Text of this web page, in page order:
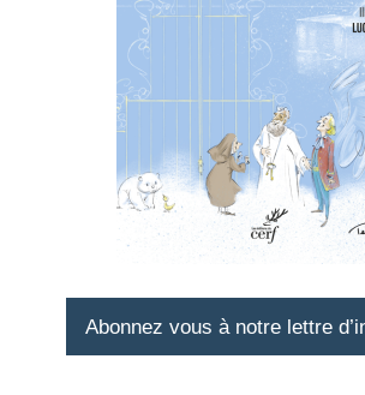
Abonnez vous à notre lettre